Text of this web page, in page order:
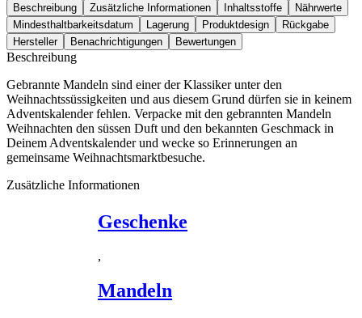
Beschreibung Zusätzliche Informationen Inhaltsstoffe
Nährwerte
Mindesthaltbarkeitsdatum
Lagerung Produktdesign
Rückgabe
Hersteller
Benachrichtigungen Bewertungen
Beschreibung
Gebrannte Mandeln sind einer der Klassiker unter den
Weihnachtssüssigkeiten und aus diesem Grund dürfen sie in keinem
Adventskalender fehlen. Verpacke mit den gebrannten Mandeln
Weihnachten den süssen Duft und den bekannten Geschmack in
Deinem Adventskalender und wecke so Erinnerungen an
gemeinsame Weihnachtsmarktbesuche.
Zusätzliche Informationen
Geschenke
,
Mandeln